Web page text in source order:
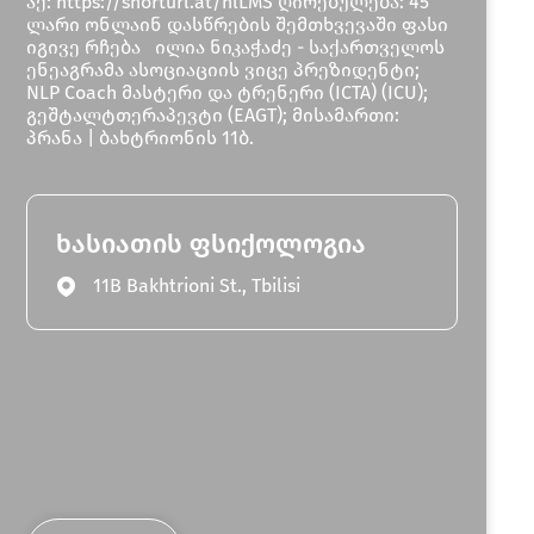
ლარი ონლაინ დასწრების შემთხვევაში ფასი
იგივე რჩება ილია ნიკაჭაძე - საქართველოს
ენეაგრამა ასოციაციის ვიცე პრეზიდენტი;
NLP Coach მასტერი და ტრენერი (ICTA) (ICU);
გეშტალტთერაპევტი (EAGT); მისამართი:
პრანა | ბახტრიონის 11ბ.
ხასიათის ფსიქოლოგია
11B Bakhtrioni St., Tbilisi